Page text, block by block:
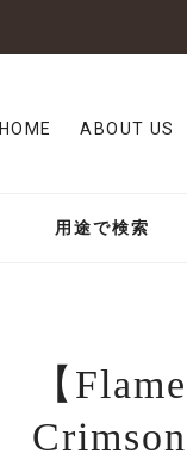
HOME ABOUT US
用途で検索
【